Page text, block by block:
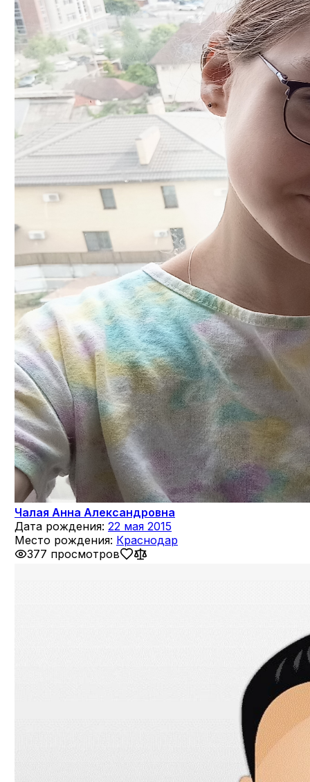
Чалая Анна Александровна
Дата рождения: 22 мая 2015
Место рождения: Краснодар
377 просмотров